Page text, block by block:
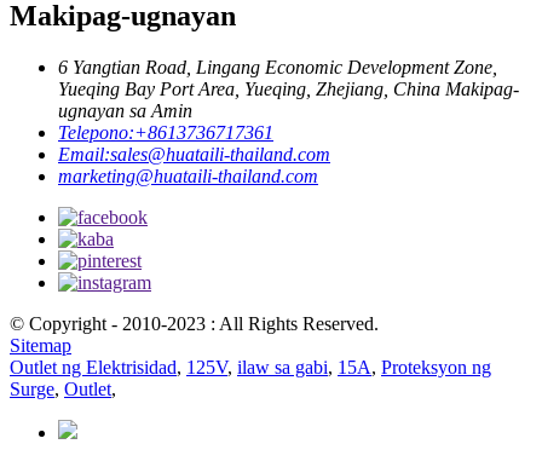
Makipag-ugnayan
6 Yangtian Road, Lingang Economic Development Zone,
Yueqing Bay Port Area, Yueqing, Zhejiang, China Makipag-
ugnayan sa Amin
Telepono:+8613736717361
Email:sales@huataili-thailand.com
marketing@huataili-thailand.com
© Copyright - 2010-2023 : All Rights Reserved.
Sitemap
Outlet ng Elektrisidad, 125V, ilaw sa gabi, 15A, Proteksyon ng
Surge, Outlet,